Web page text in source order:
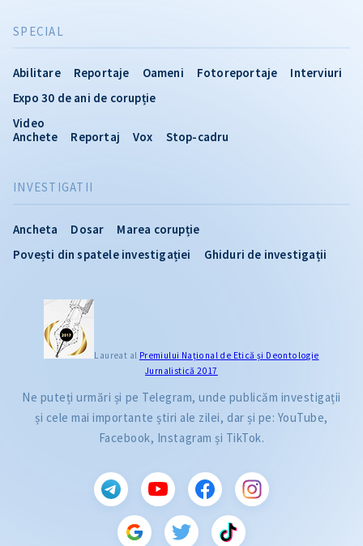
INVESTIGATII
Ancheta Dosar
Marea corupție
Povești din spatele investigației
Ghiduri de investigații
SPECIAL
Abilitare Reportaje Oameni Fotoreportaje
Interviuri
Expo 30 de ani de corupție
Video
Anchete
Reportaj Vox Stop-cadru
Laureat al Premiului Naţional de Etică și Deontologie
Jurnalistică 2017
Ne puteți urmări și pe Telegram, unde publicăm investigații
și cele mai importante știri ale zilei, dar și pe: YouTube,
Facebook, Instagram și TikTok.